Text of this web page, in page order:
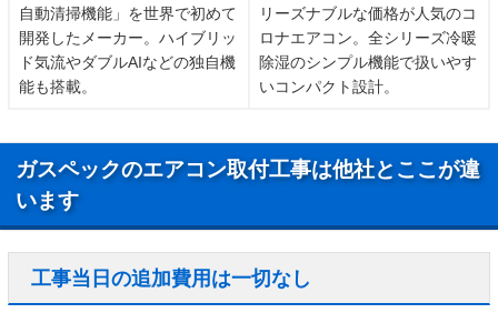
自動清掃機能」を世界で初めて
開発したメーカー。ハイブリッ
ド気流やダブルAIなどの独自機
能も搭載。
リーズナブルな価格が人気のコ
ロナエアコン。全シリーズ冷暖
除湿のシンプル機能で扱いやす
いコンパクト設計。
ガスペックのエアコン取付工事は他社とここが違
います
工事当日の追加費用は一切なし